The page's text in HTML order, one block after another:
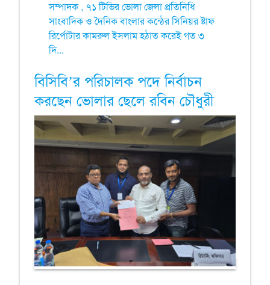
সম্পাদক , ৭১ টিভির ভোলা জেলা প্রতিনিধি
সাংবাদিক ও দৈনিক বাংলার কন্ঠের সিনিয়র ষ্টাফ
রির্পোটার কামরুল ইসলাম হঠাত করেই গত ৩
দি...
বিসিবি’র পরিচালক পদে নির্বাচন
করছেন ভোলার ছেলে রবিন চৌধুরী